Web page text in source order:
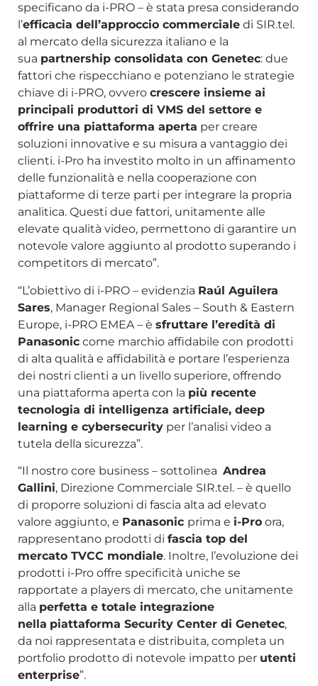
specificano da i-PRO – è stata presa considerando
l’efficacia dell’approccio commerciale di SIR.tel.
al mercato della sicurezza italiano e la
sua partnership consolidata con Genetec: due
fattori che rispecchiano e potenziano le strategie
chiave di i-PRO, ovvero crescere insieme ai
principali produttori di VMS del settore e
offrire una piattaforma aperta per creare
soluzioni innovative e su misura a vantaggio dei
clienti. i-Pro ha investito molto in un affinamento
delle funzionalità e nella cooperazione con
piattaforme di terze parti per integrare la propria
analitica. Questi due fattori, unitamente alle
elevate qualità video, permettono di garantire un
notevole valore aggiunto al prodotto superando i
competitors di mercato”.
“L’obiettivo di i-PRO – evidenzia Raúl Aguilera
Sares, Manager Regional Sales – South & Eastern
Europe, i-PRO EMEA – è sfruttare l’eredità di
Panasonic come marchio affidabile con prodotti
di alta qualità e affidabilità e portare l’esperienza
dei nostri clienti a un livello superiore, offrendo
una piattaforma aperta con la più recente
tecnologia di intelligenza artificiale, deep
learning e cybersecurity per l’analisi video a
tutela della sicurezza”.
“Il nostro core business – sottolinea Andrea
Gallini, Direzione Commerciale SIR.tel. – è quello
di proporre soluzioni di fascia alta ad elevato
valore aggiunto, e Panasonic prima e i-Pro ora,
rappresentano prodotti di fascia top del
mercato TVCC mondiale. Inoltre, l’evoluzione dei
prodotti i-Pro offre specificità uniche se
rapportate a players di mercato, che unitamente
alla perfetta e totale integrazione
nella piattaforma Security Center di Genetec,
da noi rappresentata e distribuita, completa un
portfolio prodotto di notevole impatto per utenti
enterprise”.